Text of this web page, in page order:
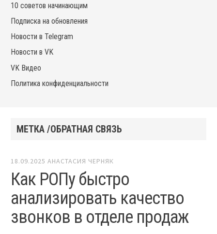
10 советов начинающим
Подписка на обновления
Новости в Telegram
Новости в VK
VK Видео
Политика конфиденциальности
МЕТКА /ОБРАТНАЯ СВЯЗЬ
18.09.2025 АНАСТАСИЯ ЧЕРНЯК
Как РОПу быстро
анализировать качество
звонков в отделе продаж